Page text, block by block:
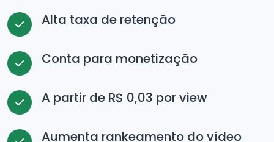
Alta taxa de retenção
Conta para monetização
A partir de R$ 0,03 por view
Aumenta rankeamento do vídeo